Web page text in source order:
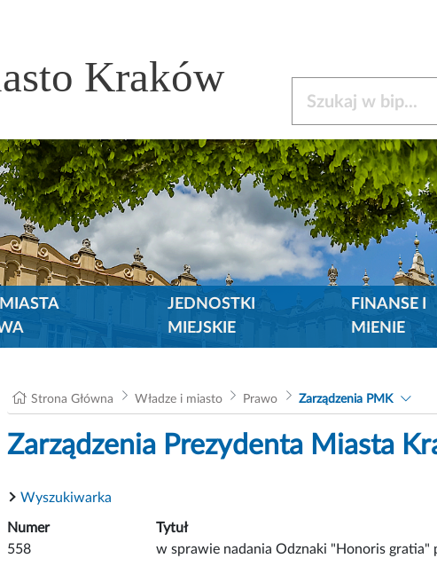
Kraków
JEDNOSTKI
MIEJSKIE
FINANSE I
MIENIE
Strona Główna Władze i miasto Prawo Zarządzenia PMK
Zarządzenia Prezydenta Miasta
Wyszukiwarka
Numer Tytuł
558
w sprawie nadania Odznaki "Honoris